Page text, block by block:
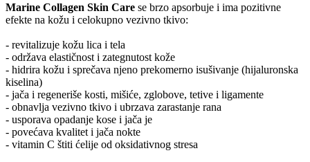
Marine Collagen Skin Care se brzo apsorbuje i ima pozitivne
efekte na kožu i celokupno vezivno tkivo:
- revitalizuje kožu lica i tela
- održava elastičnost i zategnutost kože
- hidrira kožu i sprečava njeno prekomerno isušivanje (hijaluronska
kiselina)
- jača i regeneriše kosti, mišiće, zglobove, tetive i ligamente
- obnavlja vezivno tkivo i ubrzava zarastanje rana
- usporava opadanje kose i jača je
- povećava kvalitet i jača nokte
- vitamin C štiti ćelije od oksidativnog stresa